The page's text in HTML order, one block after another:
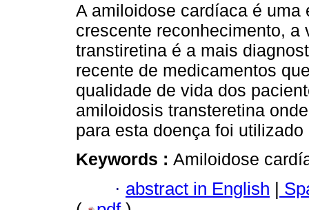
A amiloidose cardíaca é uma
crescente reconhecimento, a
transtiretina é a mais
recente de medicamentos
qualidade de vida dos
amiloidosis transteretina
para esta doença foi
Keywords : Amiloidose
· abstract in English |